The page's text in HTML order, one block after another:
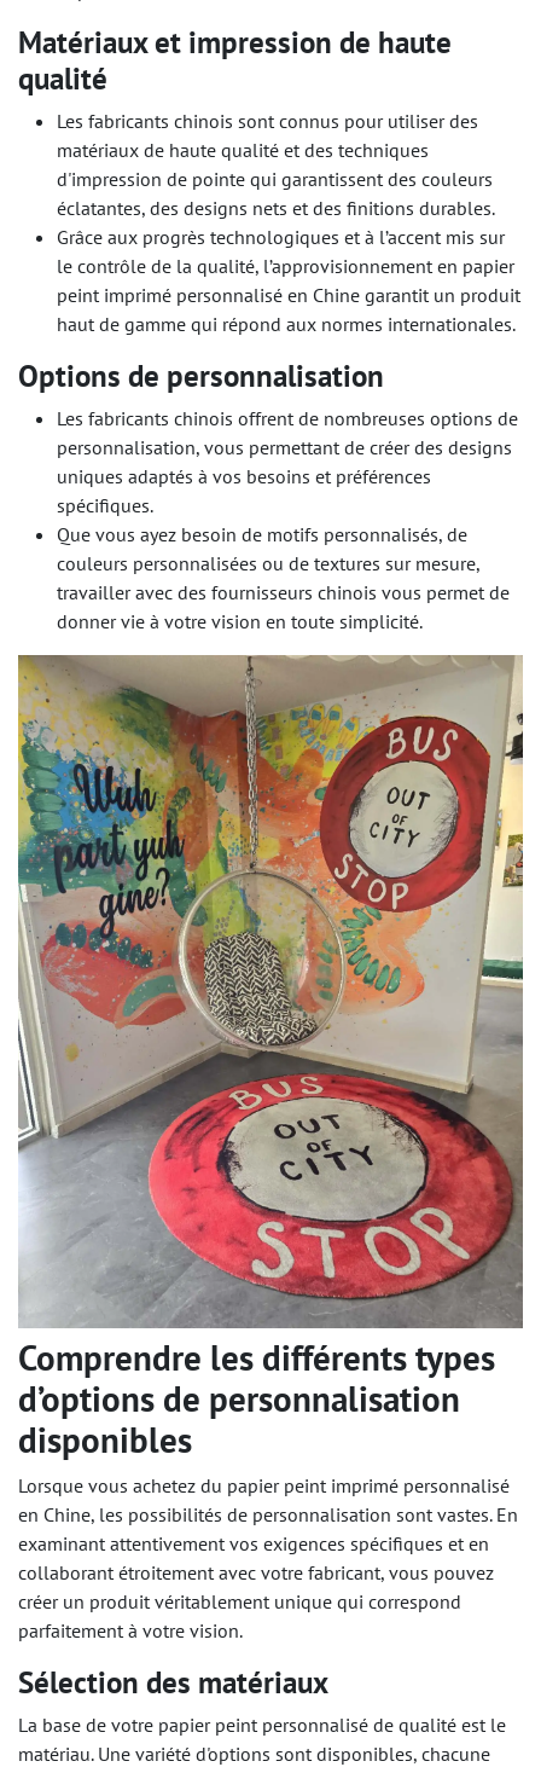
Matériaux et impression de haute
qualité
Les fabricants chinois sont connus pour utiliser des
matériaux de haute qualité et des techniques
d'impression de pointe qui garantissent des couleurs
éclatantes, des designs nets et des finitions durables.
Grâce aux progrès technologiques et à l’accent mis sur
le contrôle de la qualité, l’approvisionnement en papier
peint imprimé personnalisé en Chine garantit un produit
haut de gamme qui répond aux normes internationales.
Options de personnalisation
Les fabricants chinois offrent de nombreuses options de
personnalisation, vous permettant de créer des designs
uniques adaptés à vos besoins et préférences
spécifiques.
Que vous ayez besoin de motifs personnalisés, de
couleurs personnalisées ou de textures sur mesure,
travailler avec des fournisseurs chinois vous permet de
donner vie à votre vision en toute simplicité.
Comprendre les différents types
d’options de personnalisation
disponibles
Lorsque vous achetez du papier peint imprimé personnalisé
en Chine, les possibilités de personnalisation sont vastes. En
examinant attentivement vos exigences spécifiques et en
collaborant étroitement avec votre fabricant, vous pouvez
créer un produit véritablement unique qui correspond
parfaitement à votre vision.
Sélection des matériaux
La base de votre papier peint personnalisé de qualité est le
matériau. Une variété d'options sont disponibles, chacune